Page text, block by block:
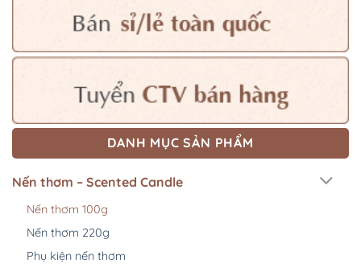
DANH MỤC SẢN PHẨM
Nến thơm – Scented Candle
Nến thơm 100g
Nến thơm 220g
Phụ kiện nến thơm